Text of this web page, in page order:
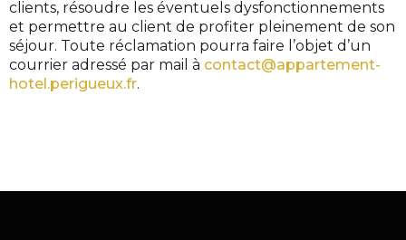
clients, résoudre les éventuels dysfonctionnements
et permettre au client de profiter pleinement de son
séjour. Toute réclamation pourra faire l’objet d’un
courrier adressé par mail à contact@appartement-
hotel.perigueux.fr.